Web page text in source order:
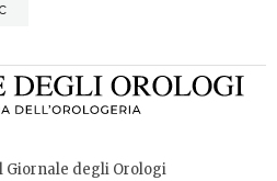
Giornale degli Orologi